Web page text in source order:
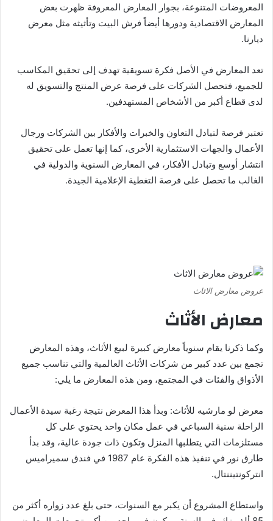
المعروضات المتنوعة، بجوار المعارض المعروفة ظهرت بعض
المعارض الاقتصادية ودورها أيضاً فرش البيت وتأثيثه مثل معرض
ديارنا.
تعد المعارض في الأصل فكرة تسويقية تهدف إلى تحقيق المكاسب
للجميع، فتحصل الشركات على فرصة عرض المنتج والتسويق له
لدى قطاع أكبر من الأشخاص المستهدفين.
تعتبر فرصة لتبادل التعاون والخبرات والأفكار بين الشركات ورجال
الأعمال والجهات الاستثمارية الأخرى، كما إنها تعمل على تحقيق
انتشار أوسع وتبادل الأفكار، في المعارض السنوية والدولية في
الغالب ما تحصل على فرصة التغطية الإعلامية الجيدة.
عروض معارض الاثاث
معارض الأثاث
وكما ذكرنا يقام سنوياً معارض كبيرة لبيع الأثاث، وهذه المعارض
تجمع بين عدد كبير من شركات الأثاث العالمية والتي تناسب جميع
الأذواق والفئات في المجتمع، ومن هذه المعارض ما يلي:
معرض لو مارشيه للأثاث: وبدأ هذا المعرض نتيجة رغبة سيدة الأعمال
الراحلة سنية السباعي في عمل مكان واحد يحتوي على كل
مستلزمات التي يتطلبها المنزل وتكون ذات جودة عالية، وقد بدأ
طارق نور في تنفيذ هذه الفكرة عام 1987 في فندق سميراميس
انتركونتيننتال.
واستطاع المشروع أن يكبر مع السنوات، حتى بلغ عدد زواره أكثر من